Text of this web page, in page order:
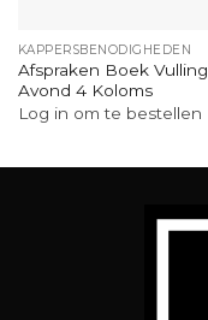
KAPPERSBENODIGHEDEN
Afspraken Boek Vulling
Avond 4 Koloms
Log in om te bestellen